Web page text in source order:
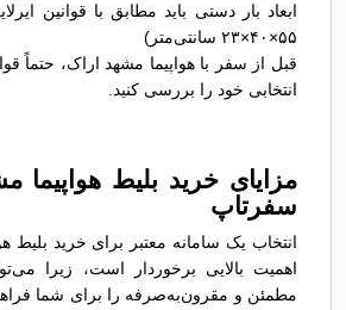
ابعاد بار دستی باید مطابق با قوانین
۵۵×۴۰×۲۳ سانتی‌متر)
قبل از سفر با هواپیما مشهد اراک، حتماً
انتخابی خود را بررسی کنید.
مزایای خرید بلیط هواپیما
سفرتاپ
انتخاب یک سامانه معتبر برای خرید بلیط
اهمیت بالایی برخوردار است، زیرا
مطمئن و مقرون‌به‌صرفه را برای شما